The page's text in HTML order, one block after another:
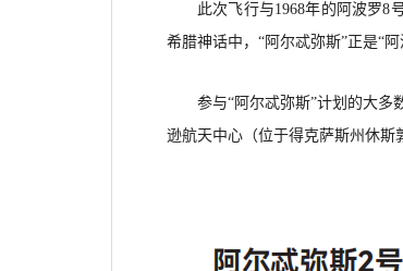
此次飞行与1968年的阿波罗8
希腊神话中，“阿尔忒弥斯”正是“
参与“阿尔忒弥斯”计划的大多
逊航天中心（位于得克萨斯州休斯